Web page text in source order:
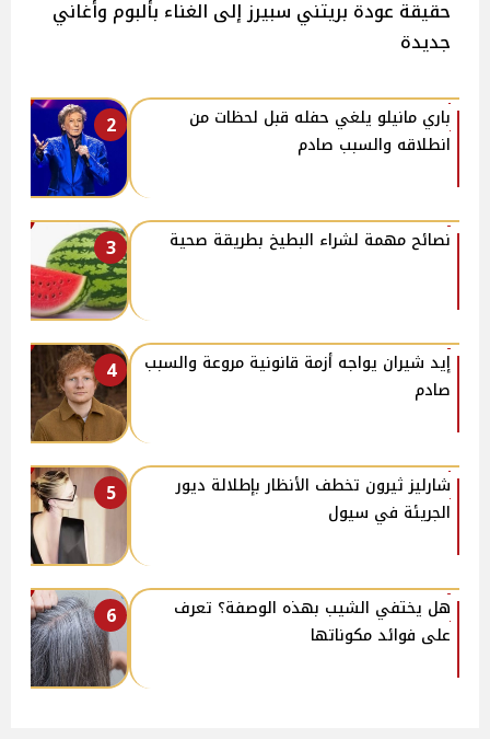
حقيقة عودة بريتني سبيرز إلى الغناء بألبوم وأغاني
جديدة
2
باري مانيلو يلغي حفله قبل لحظات من
انطلاقه والسبب صادم
3 نصائح مهمة لشراء البطيخ بطريقة صحية
4
إيد شيران يواجه أزمة قانونية مروعة والسبب
صادم
5
شارليز ثيرون تخطف الأنظار بإطلالة ديور
الجريئة في سيول
6
هل يختفي الشيب بهذه الوصفة؟ تعرف
على فوائد مكوناتها